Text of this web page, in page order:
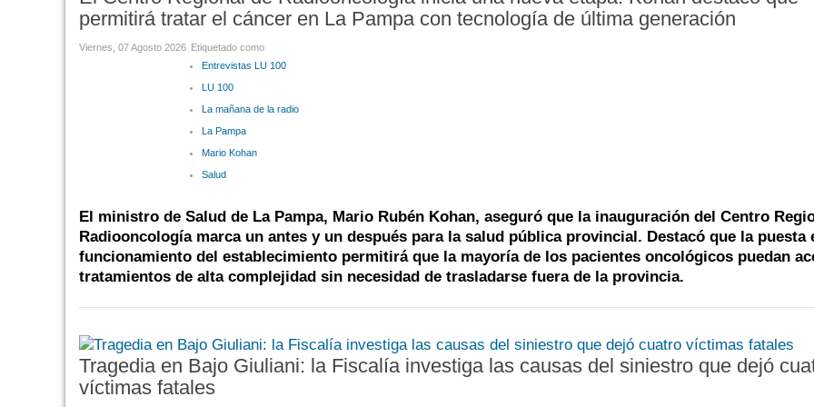
permitirá tratar el cáncer en La Pampa con tecnología de última generación
Viernes, 07 Agosto 2026 Etiquetado como
Entrevistas LU 100
LU 100
La mañana de la radio
La Pampa
Mario Kohan
Salud
El ministro de Salud de La Pampa, Mario Rubén Kohan, aseguró que la inauguración del Centro
Radiooncología marca un antes y un después para la salud pública provincial. Destacó que la puesta
funcionamiento del establecimiento permitirá que la mayoría de los pacientes oncológicos puedan
tratamientos de alta complejidad sin necesidad de trasladarse fuera de la provincia.
Tragedia en Bajo Giuliani: la Fiscalía investiga las causas del siniestro que dejó
víctimas fatales